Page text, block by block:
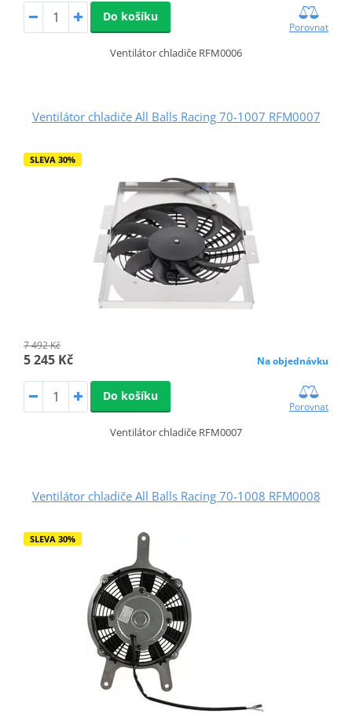
Do košíku
Porovnat
Ventilátor chladiče RFM0006
Ventilátor chladiče All Balls Racing 70-1007 RFM0007
SLEVA 30%
7 492 Kč
5 245 Kč Na objednávku
Do košíku
Porovnat
Ventilátor chladiče RFM0007
Ventilátor chladiče All Balls Racing 70-1008 RFM0008
SLEVA 30%